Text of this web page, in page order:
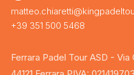
+39 351 500 5468
Ferrara Padel Tour ASD - Via